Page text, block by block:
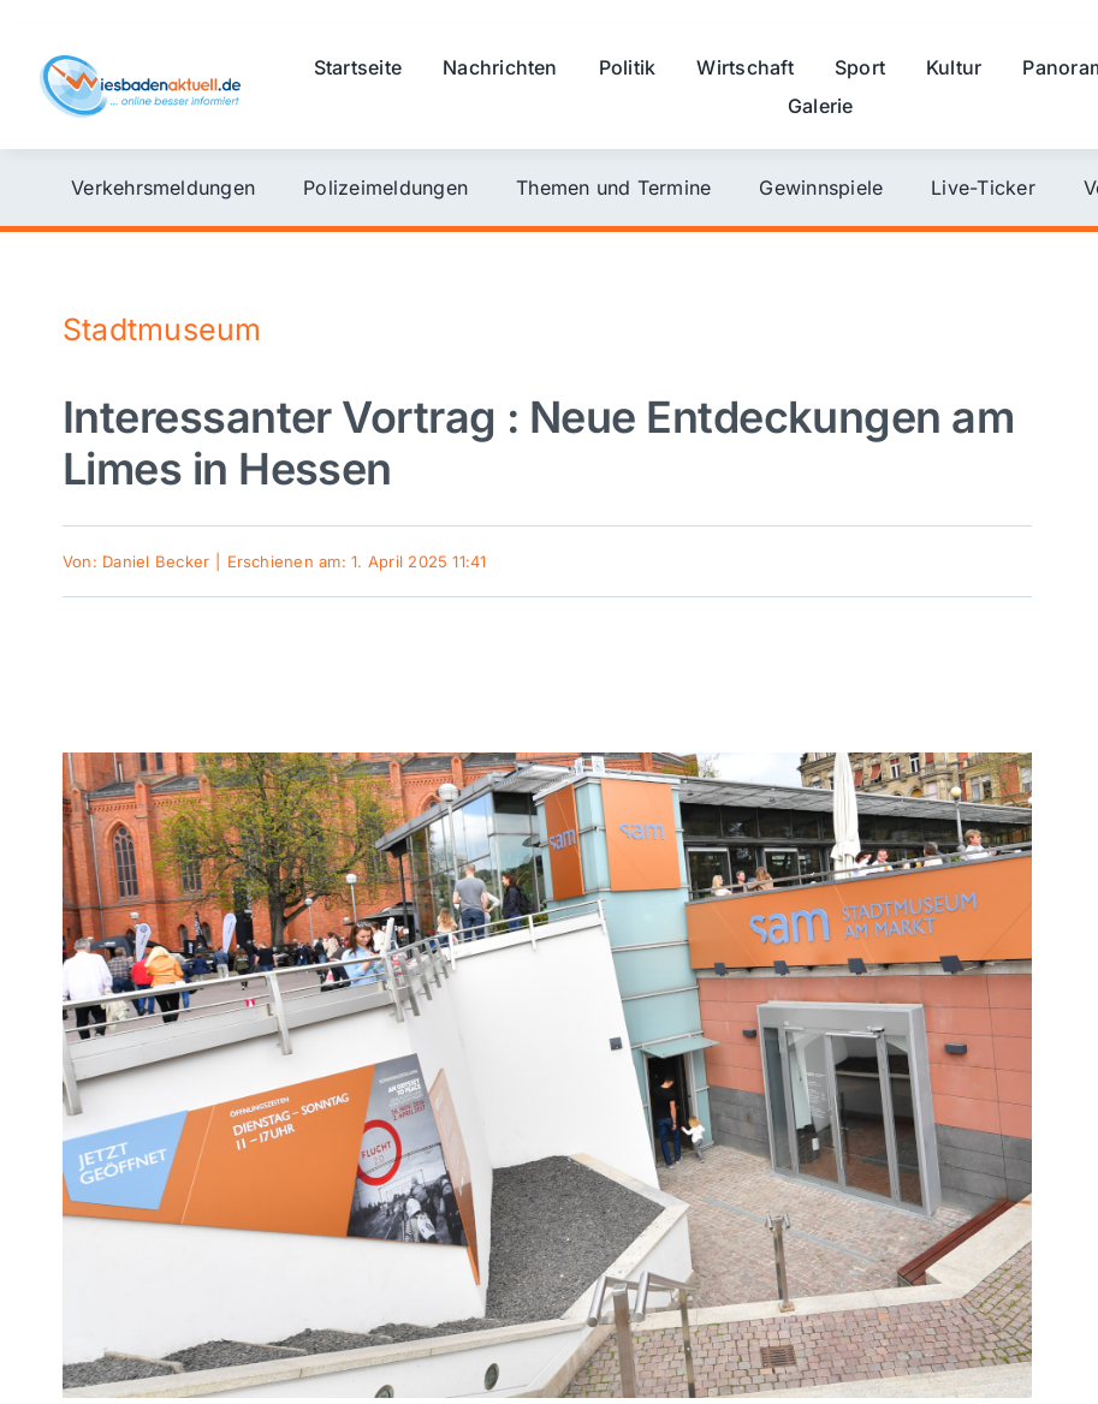
content
Startseite Nachrichten Politik Wirtschaft Sport Kultur
Galerie
Verkehrsmeldungen Polizeimeldungen Themen und Termine Gewinnspiele Live-Ticker
Stadtmuseum
Interessanter Vortrag : Neue Entdeckungen am
Limes in Hessen
Von: Daniel Becker Erschienen am: 1. April 2025 11:41